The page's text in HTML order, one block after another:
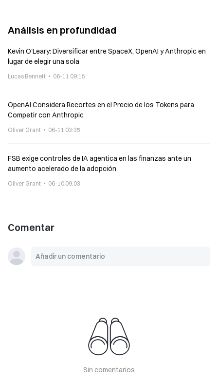
Análisis en profundidad
Kevin O'Leary: Diversificar entre SpaceX, OpenAI y Anthropic en
lugar de elegir una sola
Lucas Bennett 06-11 09:15
OpenAI Considera Recortes en el Precio de los Tokens para
Competir con Anthropic
Oliver Grant 06-11 03:35
FSB exige controles de IA agentica en las finanzas ante un
aumento acelerado de la adopción
Oliver Grant 06-10 09:03
Comentar
Sin comentarios